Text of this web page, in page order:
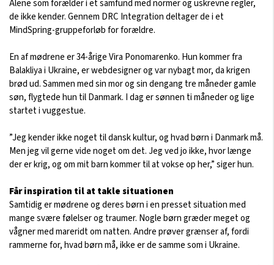
Alene som forælder i et samfund med normer og uskrevne regler,
de ikke kender. Gennem DRC Integration deltager de i et
MindSpring-gruppeforløb for forældre.
En af mødrene er 34-årige Vira Ponomarenko. Hun kommer fra
Balakliya i Ukraine, er webdesigner og var nybagt mor, da krigen
brød ud. Sammen med sin mor og sin dengang tre måneder gamle
søn, flygtede hun til Danmark. I dag er sønnen ti måneder og lige
startet i vuggestue.
”Jeg kender ikke noget til dansk kultur, og hvad børn i Danmark må.
Men jeg vil gerne vide noget om det. Jeg ved jo ikke, hvor længe
der er krig, og om mit barn kommer til at vokse op her,” siger hun.
Får inspiration til at takle situationen
Samtidig er mødrene og deres børn i en presset situation med
mange svære følelser og traumer. Nogle børn græder meget og
vågner med mareridt om natten. Andre prøver grænser af, fordi
rammerne for, hvad børn må, ikke er de samme som i Ukraine.